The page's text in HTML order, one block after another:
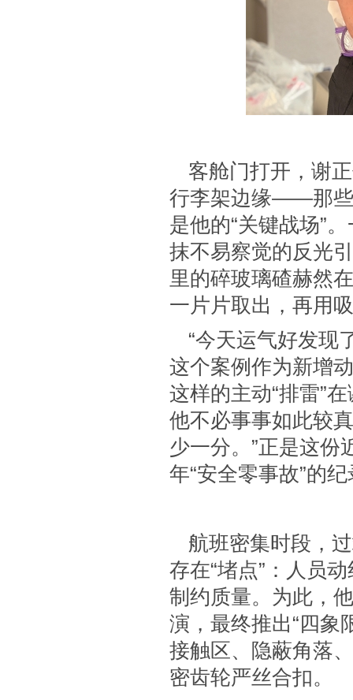
客舱门打开，谢
行李架边缘——那些
是他的“关键战场”
抹不易察觉的反光
里的碎玻璃碴赫然
一片片取出，再用
“今天运气好发现
这个案例作为新增
这样的主动“排雷”
他不必事事如此较
少一分。”正是这份
年“安全零事故”的
航班密集时段，
存在“堵点”：人员
制约质量。为此，
演，最终推出“四象
接触区、隐蔽角落
密齿轮严丝合扣。